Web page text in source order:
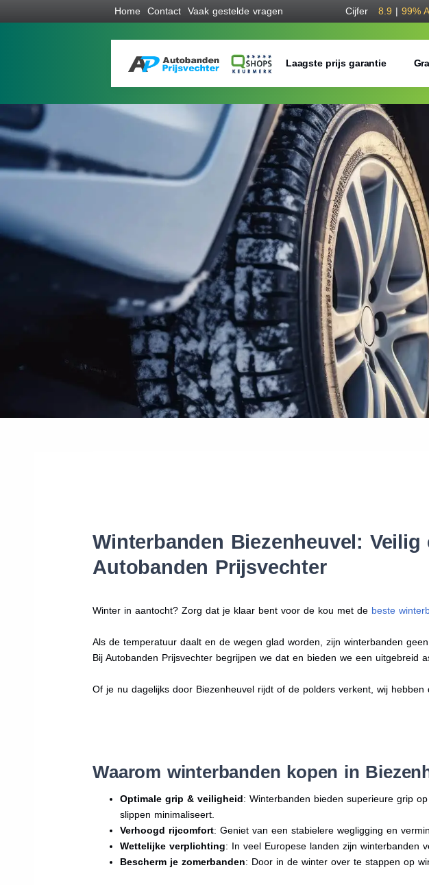
Home Contact Vaak gestelde vragen Cijfer 8.9 | 99%
Laagste prijs garantie
Winterbanden Biezenheuvel:
Autobanden Prijsvechter
Winter in aantocht? Zorg dat je klaar bent voor de kou met de beste
Als de temperatuur daalt en de wegen glad worden, zijn winterbanden
Bij Autobanden Prijsvechter begrijpen we dat en bieden we een uitgebreid
Of je nu dagelijks door Biezenheuvel rijdt of de polders verkent, wij
Waarom winterbanden kopen in
Optimale grip & veiligheid: Winterbanden bieden superieure grip
slippen minimaliseert.
Verhoogd rijcomfort: Geniet van een stabielere wegligging en
Wettelijke verplichting: In veel Europese landen zijn winterbanden
Bescherm je zomerbanden: Door in de winter over te stappen op